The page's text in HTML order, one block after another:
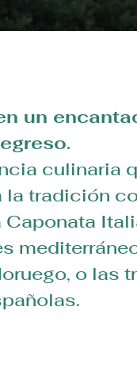
un
culinaria
la tradición
o las